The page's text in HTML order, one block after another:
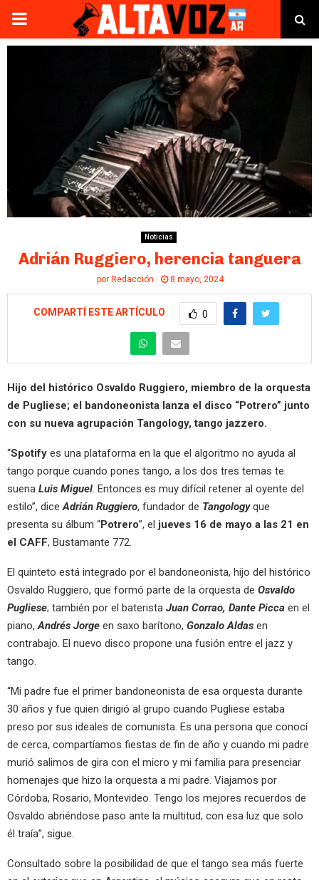
PRIMARY
Noticias
Adrián Ruggiero, herencia tanguera
por Redacción 8 mayo, 2024
COMPARTÍ ESTE ARTÍCULO 0
Hijo del histórico Osvaldo Ruggiero, miembro de la orquesta
de Pugliese; el bandoneonista lanza el disco “Potrero” junto
con su nueva agrupación Tangology, tango jazzero.
“Spotify es una plataforma en la que el algoritmo no ayuda al
tango porque cuando pones tango, a los dos tres temas te
suena Luis Miguel. Entonces es muy difícil retener al oyente del
estilo”, dice Adrián Ruggiero, fundador de Tangologyque
presenta su álbum “Potrero”, el jueves 16 de mayo a las 21 en
el CAFF, Bustamante 772.
El quinteto está integrado por el bandoneonista, hijo del histórico
Osvaldo Ruggiero, que formó parte de la orquesta de Osvaldo
Pugliese; también por el baterista Juan Corrao, Dante Picca en el
piano,Andrés Jorge en saxo barítono, Gonzalo Aldas en
contrabajo. El nuevo disco propone una fusión entre el jazz y
tango.
“Mi padre fue el primer bandoneonista de esa orquesta durante
30 años y fue quien dirigió al grupo cuando Pugliese estaba
preso por sus ideales de comunista. Es una persona que conocí
de cerca, compartíamos fiestas de fin de año y cuando mi padre
murió salimos de gira con el micro y mi familia para presenciar
homenajes que hizo la orquesta a mi padre. Viajamos por
Córdoba, Rosario, Montevideo. Tengo los mejores recuerdos de
Osvaldo abriéndose paso ante la multitud, con esa luz que solo
él traía”, sigue.
Consultado sobre la posibilidad de que el tango sea más fuerte